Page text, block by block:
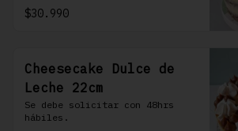
crema.
$30.990
Cheesecake Dulce de
Leche 22cm
Se debe solicitar con 48hrs
hábiles.